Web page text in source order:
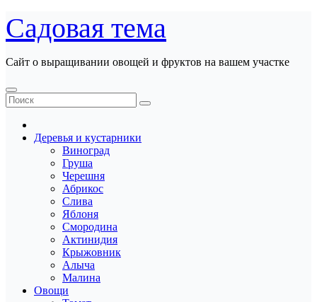
Перейти
к
содержанию
Садовая тема
Сайт о выращивании овощей и фруктов на вашем участке
Деревья и кустарники
Виноград
Груша
Черешня
Абрикос
Слива
Яблоня
Смородина
Актинидия
Крыжовник
Алыча
Малина
Овощи